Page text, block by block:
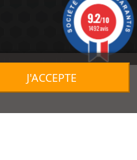
J'ACCEPTE
9.2/10
1492 avis